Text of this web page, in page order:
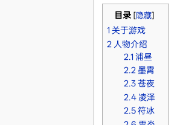
目录 [隐藏]
1 关于游戏
2 人物介绍
2.1 浦昼
2.2墨霄
2.3苍夜
2.4 凌泽
2.5符冰